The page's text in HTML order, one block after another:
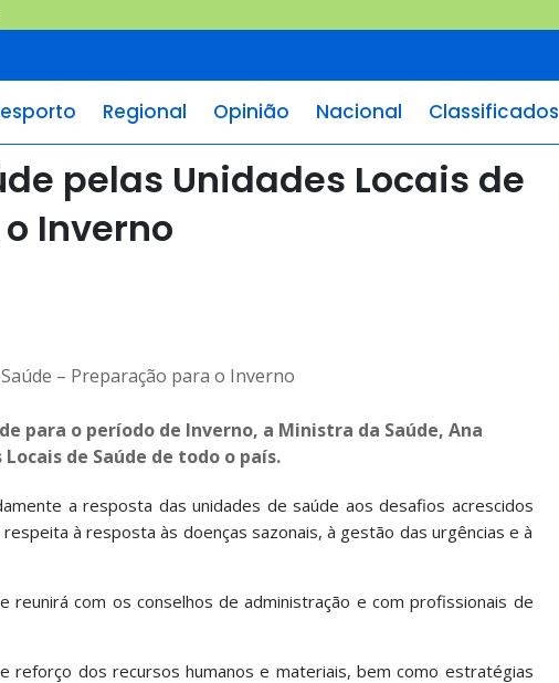
Regional Opinião Nacional Classificados
pelas Unidades Locais de
Inverno
para o período de Inverno, a Ministra da Saúde, Ana
de Saúde de todo o país.
a resposta das unidades de saúde aos desafios acrescidos
à resposta às doenças sazonais, à gestão das urgências e à
reunirá com os conselhos de administração e com profissionais de
reforço dos recursos humanos e materiais, bem como estratégias